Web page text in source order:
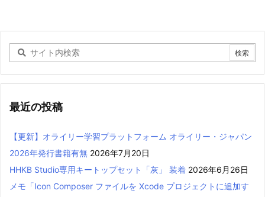
最近の投稿
【更新】オライリー学習プラットフォーム オライリー・ジャパン
2026年発行書籍有無 2026年7月20日
HHKB Studio専用キートップセット「灰」 装着 2026年6月26日
メモ「Icon Composer ファイルを Xcode プロジェクトに追加す